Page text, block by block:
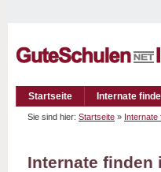
Startseite Internate
Sie sind hier: Startseite » Internate
Internate finden